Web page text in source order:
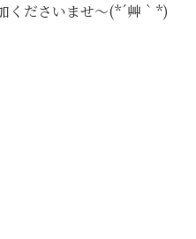
くださいませ～(*´艸｀*)